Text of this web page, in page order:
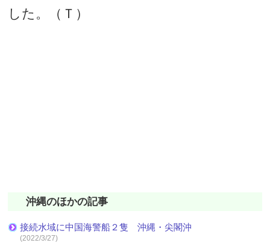
した。（Ｔ）
沖縄のほかの記事
接続水域に中国海警船２隻 沖縄・尖閣沖
(2022/3/27)